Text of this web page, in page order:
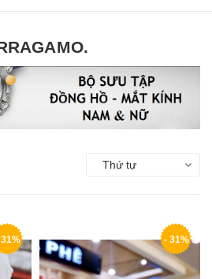
Thứ tự
- 31%